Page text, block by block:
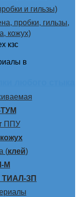
и гильзы)
пробки, гильзы,
кожух)
ППУ
кожух
(клей)
М
ТИАЛ-ЗП